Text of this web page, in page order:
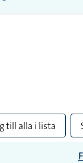
till alla i lista